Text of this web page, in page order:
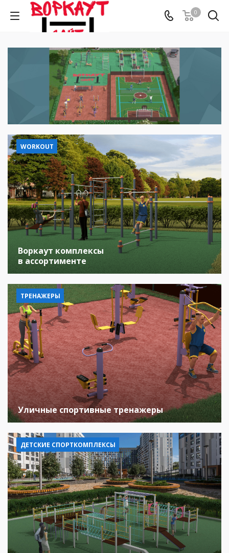
0
WORKOUT
Воркаут комплексы
в ассортименте
ТРЕНАЖЕРЫ
Уличные спортивные тренажеры
ДЕТСКИЕ СПОРТКОМПЛЕКСЫ